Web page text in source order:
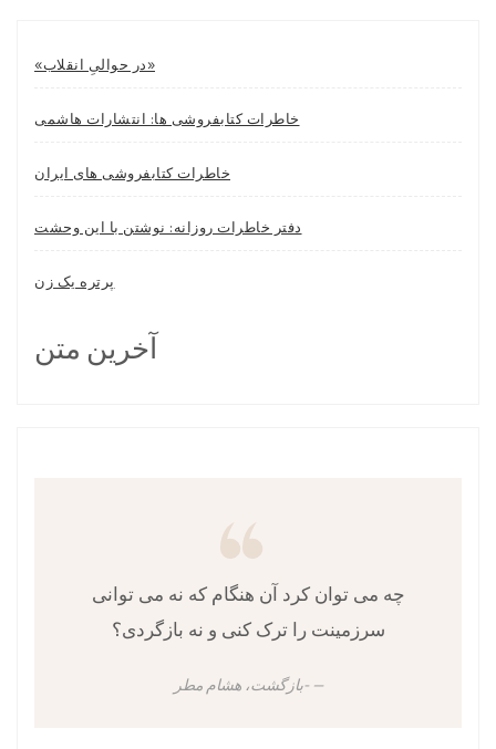
«در حوالیِ انقلاب»
خاطرات کتابفروشی ها: انتشارات هاشمی
خاطرات کتابفروشی های ایران
دفتر خاطرات روزانه: نوشتن با این وحشت
پرتره یک زن
آخرین متن
چه می توان کرد آن هنگام که نه می توانی
سرزمینت را ترک کنی و نه بازگردی؟
-بازگشت، هشام مطر